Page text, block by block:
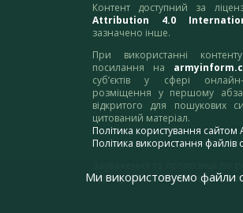
Контент доступний за
Attribution 4.0
зазначено інше.
При використанні
посилання на
суб’єктів у сфері
розміщення у першому
відкритого для пошукових
цитований матеріал.
Політика користування сайтом
Політика використання файлів
адресу:
Ми використовуємо файли